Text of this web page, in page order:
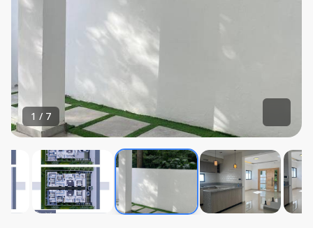
1 / 7